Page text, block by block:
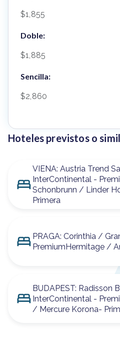
$1,855
Doble:
$1,885
Sencilla:
$2,860
Hoteles previstos o
VIENA: Austria Trend
InterContinental -
Schonbrunn / Linder
Primera
PRAGA: Corinthia /
PremiumHermitage /
BUDAPEST: Radisson
InterContinental -
/ Mercure Korona-